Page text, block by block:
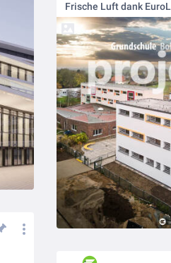
Frische Luft dank